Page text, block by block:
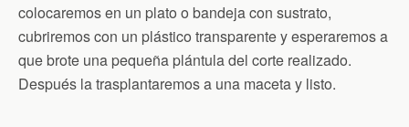
colocaremos en un plato o bandeja con sustrato,
cubriremos con un plástico transparente y esperaremos a
que brote una pequeña plántula del corte realizado.
Después la trasplantaremos a una maceta y listo.